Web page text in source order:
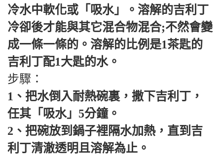
冷水中軟化或「吸水」。溶解的吉利丁
冷卻後才能與其它混合物混合;不然會變
成一條一條的。溶解的比例是1茶匙的
吉利丁配1大匙的水。
步驟：
1、把水倒入耐熱碗裏，撒下吉利丁，
任其「吸水」5分鐘。
2、把碗放到鍋子裡隔水加熱，直到吉
利丁清澈透明且溶解為止。